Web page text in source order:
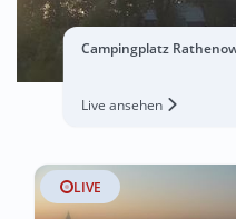
Campingplatz
Live ansehen
LIVE